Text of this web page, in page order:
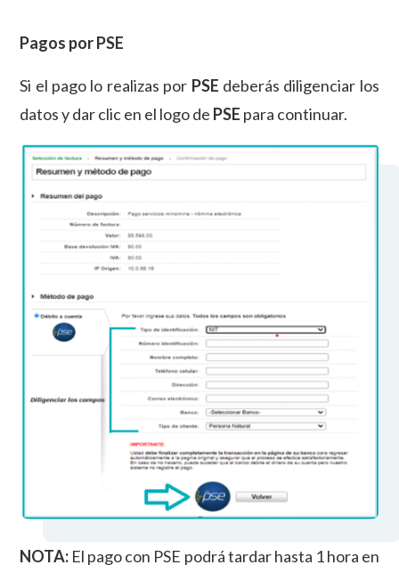
Pagos por PSE
Si el pago lo realizas por PSE deberás diligenciar los
datos y dar clic en el logo de PSE para continuar.
NOTA: El pago con PSE podrá tardar hasta 1 hora en